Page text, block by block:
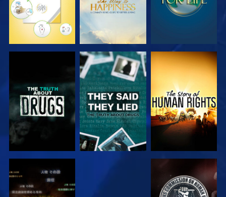
観る 観る
観る